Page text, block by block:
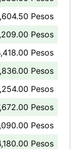
Pesos
Pesos
Pesos
Pesos
Pesos
Pesos
Pesos
Pesos